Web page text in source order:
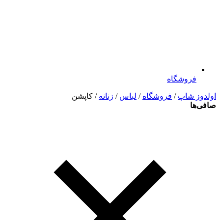
فروشگاه
اولدوز شاپ / فروشگاه / لباس / زنانه / کاپشن
صافی‌ها